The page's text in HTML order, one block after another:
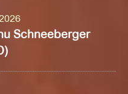
Schneeberger